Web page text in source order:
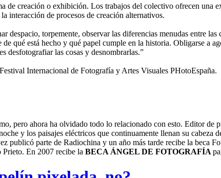
creación o exhibición. Los trabajos del colectivo ofrecen una
interacción de procesos de creación alternativos.
despacio, torpemente, observar las diferencias menudas entre
qué está hecho y qué papel cumple en la historia. Obligarse a
desfotografiar las cosas y desnombrarlas.”
Internacional de Fotografía y Artes Visuales PHotoEspaña.
pero ahora ha olvidado todo lo relacionado con esto. Editor
y los paisajes eléctricos que continuamente llenan su cabeza
publicó parte de Radiochina y un año más tarde recibe la beca
En 2007 recibe la BECA ÁNGEL DE FOTOGRAFÍA